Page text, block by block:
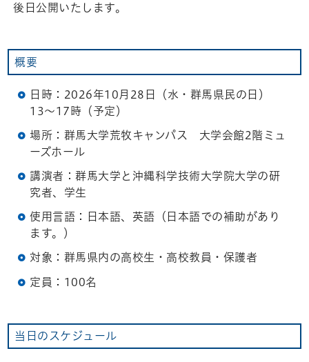
後日公開いたします。
概要
日時：2026年10月28日（水・群馬県民の日）
13～17時（予定）
場所：群馬大学荒牧キャンパス 大学会館2階ミュ
ーズホール
講演者：群馬大学と沖縄科学技術大学院大学の研
究者、学生
使用言語：日本語、英語（日本語での補助があり
ます。）
対象：群馬県内の高校生・高校教員・保護者
定員：100名
当日のスケジュール